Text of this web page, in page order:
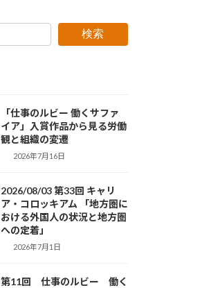
検索
「仕事のルビー 働くサファ
イア」入賞作品から見る労働
観と組織の変遷
2026年7月16日
2026/08/03 第33回 キャリ
ア・コロッキアム 「地方圏に
おける外国人の状況と地方圏
への定着」
2026年7月1日
第11回 仕事のルビー 働く